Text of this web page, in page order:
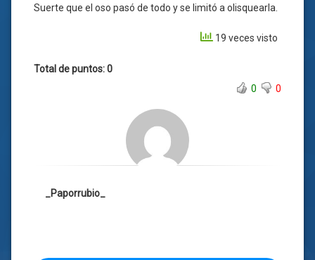
Suerte que el oso pasó de todo y se limitó a olisquearla.
19 veces visto
Total de puntos: 0
0
0
_Paporrubio_